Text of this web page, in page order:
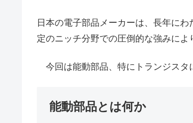
日本の電子部品メーカーは、長年に
定のニッチ分野での圧倒的な強みによ
今回は能動部品、特にトランジスタ
能動部品とは何か